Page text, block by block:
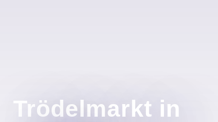
Trödelmarkt in